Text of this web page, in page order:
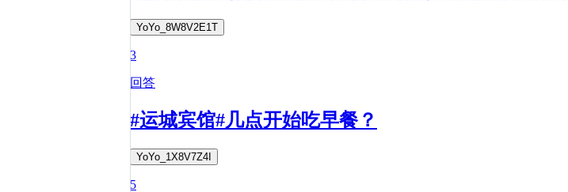
YoYo_8W8V2E1T
3
回答
#运城宾馆#几点开始吃早餐？
YoYo_1X8V7Z4I
5